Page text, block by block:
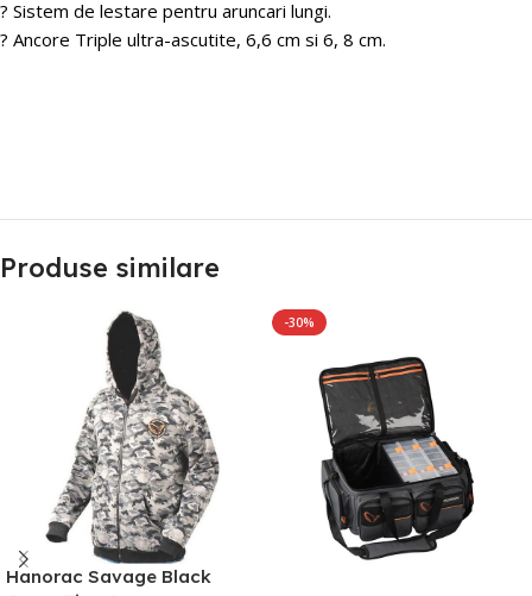
? Sistem de lestare pentru aruncari lungi.
? Ancore Triple ultra-ascutite, 6,6 cm si 6, 8 cm.
Produse similare
Hanorac Savage Black
-30%